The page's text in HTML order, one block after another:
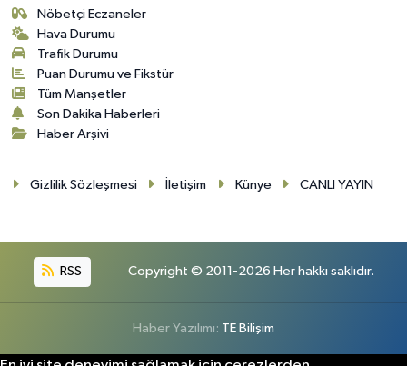
Nöbetçi Eczaneler
Hava Durumu
Trafik Durumu
Puan Durumu ve Fikstür
Tüm Manşetler
Son Dakika Haberleri
Haber Arşivi
Gizlilik Sözleşmesi İletişim Künye CANLI YAYIN
RSS Copyright © 2011-2026 Her hakkı saklıdır.
Haber Yazılımı: TE Bilişim